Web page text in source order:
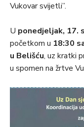
Vukovar svijetli”.
U ponedjeljak, 17.
početkom u 18:30
u Belišću, uz kratki
u spomen na žrtve